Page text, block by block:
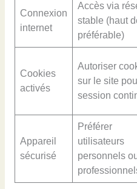
Connexion
internet
Accès via
stable (haut
préférable)
Cookies
activés
Autoriser
sur le site
session
Appareil
sécurisé
Préférer
utilisateurs
personnels